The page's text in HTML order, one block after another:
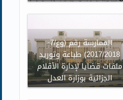
الممارسة رقم (وع/7-
2017/2018) طباعة وتوريد
ملفات قضايا لإدارة الأقلام
الجزائية بوزارة العدل